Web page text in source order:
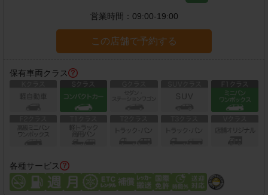
営業時間： 09:00-19:00
この店舗で予約する
保有車両クラス
各種サービス